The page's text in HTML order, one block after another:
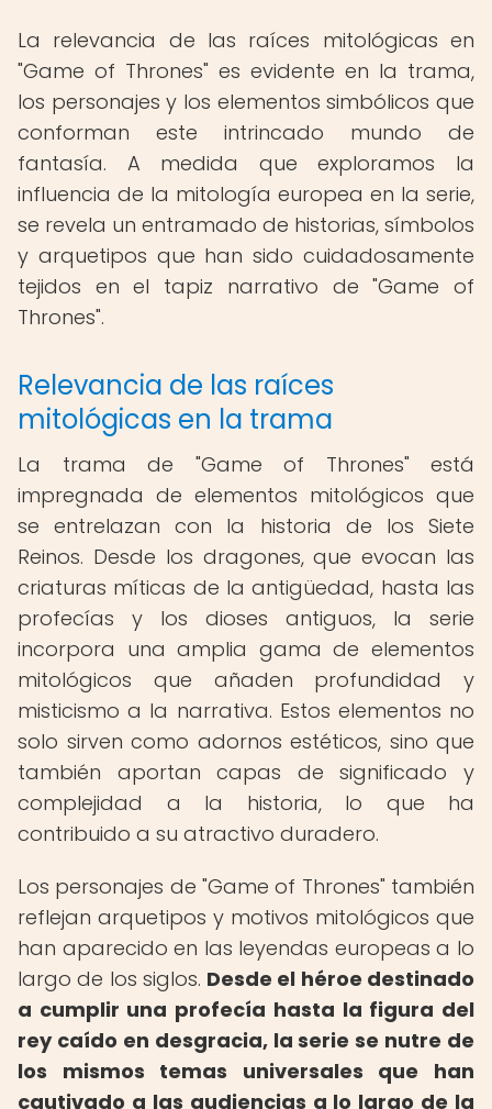
La relevancia de las raíces mitológicas en
"Game of Thrones" es evidente en la trama,
los personajes y los elementos simbólicos que
conforman este intrincado mundo de
fantasía. A medida que exploramos la
influencia de la mitología europea en la serie,
se revela un entramado de historias, símbolos
y arquetipos que han sido cuidadosamente
tejidos en el tapiz narrativo de "Game of
Thrones".
Relevancia de las raíces
mitológicas en la trama
La trama de "Game of Thrones" está
impregnada de elementos mitológicos que
se entrelazan con la historia de los Siete
Reinos. Desde los dragones, que evocan las
criaturas míticas de la antigüedad, hasta las
profecías y los dioses antiguos, la serie
incorpora una amplia gama de elementos
mitológicos que añaden profundidad y
misticismo a la narrativa. Estos elementos no
solo sirven como adornos estéticos, sino que
también aportan capas de significado y
complejidad a la historia, lo que ha
contribuido a su atractivo duradero.
Los personajes de "Game of Thrones" también
reflejan arquetipos y motivos mitológicos que
han aparecido en las leyendas europeas a lo
largo de los siglos. Desde el héroe destinado
a cumplir una profecía hasta la figura del
rey caído en desgracia, la serie se nutre de
los mismos temas universales que han
cautivado a las audiencias a lo largo de la